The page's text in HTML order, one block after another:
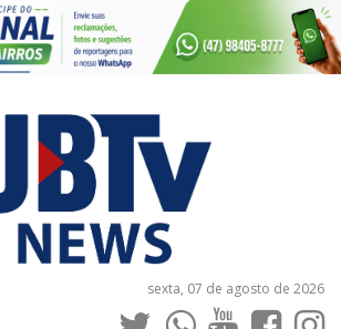
sexta, 07 de agosto de 2026